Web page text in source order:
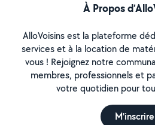
À Propos
AlloVoisins est la plateforme
services et à la location de
vous ! Rejoignez notre
membres, professionnels et
votre quotidien pour
M'inscrire